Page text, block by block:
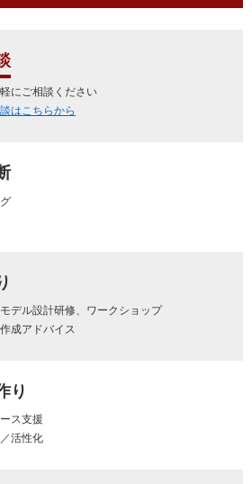
にご相談ください
はこちらから
モデル設計研修、ワークショップ
成アドバイス
り
ス支援
活性化